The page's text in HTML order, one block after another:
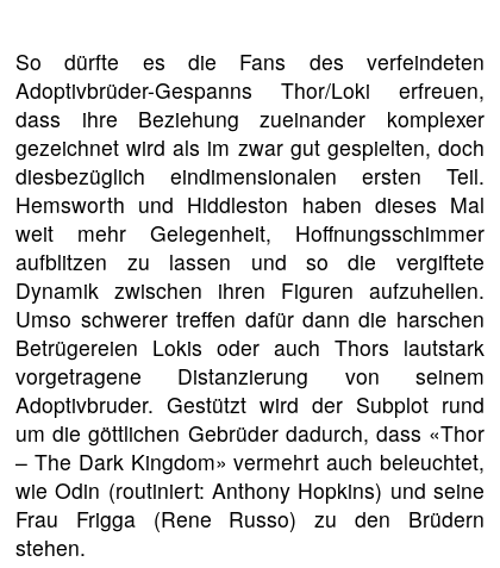
So dürfte es die Fans des verfeindeten
Adoptivbrüder-Gespanns Thor/Loki erfreuen,
dass ihre Beziehung zueinander komplexer
gezeichnet wird als im zwar gut gespielten, doch
diesbezüglich eindimensionalen ersten Teil.
Hemsworth und Hiddleston haben dieses Mal
weit mehr Gelegenheit, Hoffnungsschimmer
aufblitzen zu lassen und so die vergiftete
Dynamik zwischen ihren Figuren aufzuhellen.
Umso schwerer treffen dafür dann die harschen
Betrügereien Lokis oder auch Thors lautstark
vorgetragene Distanzierung von seinem
Adoptivbruder. Gestützt wird der Subplot rund
um die göttlichen Gebrüder dadurch, dass «Thor
– The Dark Kingdom» vermehrt auch beleuchtet,
wie Odin (routiniert: Anthony Hopkins) und seine
Frau Frigga (Rene Russo) zu den Brüdern
stehen.